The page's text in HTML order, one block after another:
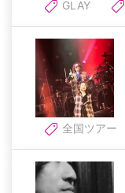
GLAY
全国ツアー